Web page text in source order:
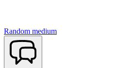
Random medium